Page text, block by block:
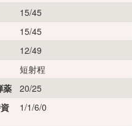
15/45
15/45
12/49
短射程
薬
20/25
1/1/6/0